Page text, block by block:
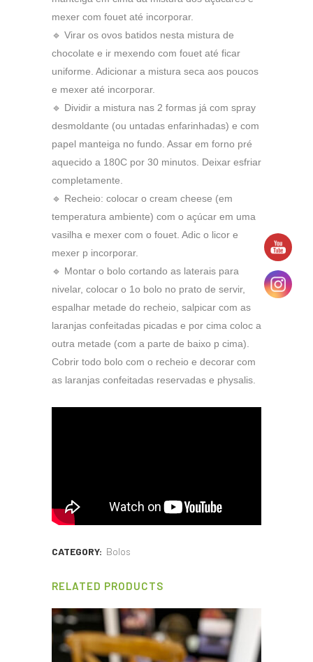
mexer com fouet até incorporar.
🔹 Virar os ovos batidos nesta mistura de
chocolate e ir mexendo com fouet até ficar
uniforme. Adicionar a mistura seca aos poucos
e mexer até incorporar.
🔹 Dividir a mistura nas 2 formas já com spray
desmoldante (ou untadas enfarinhadas) e com
papel manteiga no fundo. Assar em forno pré
aquecido a 180C por 30 minutos. Deixar esfriar
completamente.
🔹 Recheio: colocar o cream cheese (em
temperatura ambiente) com o açúcar em uma
vasilha e mexer com o fouet. Adic o licor e
mexer p incorporar.
🔹 Montar o bolo cortando as laterais para
nivelar, colocar o 1o bolo no prato de servir,
espalhar metade do recheio, salpicar com as
laranjas confeitadas picadas e por cima coloc a
outra metade (com a parte de baixo p cima).
Cobrir todo bolo com o recheio e decorar com
as laranjas confeitadas reservadas e physalis.
CATEGORY: Bolos
RELATED PRODUCTS